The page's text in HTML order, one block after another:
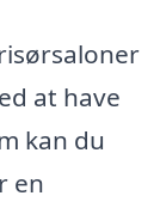
at have
kan du
en